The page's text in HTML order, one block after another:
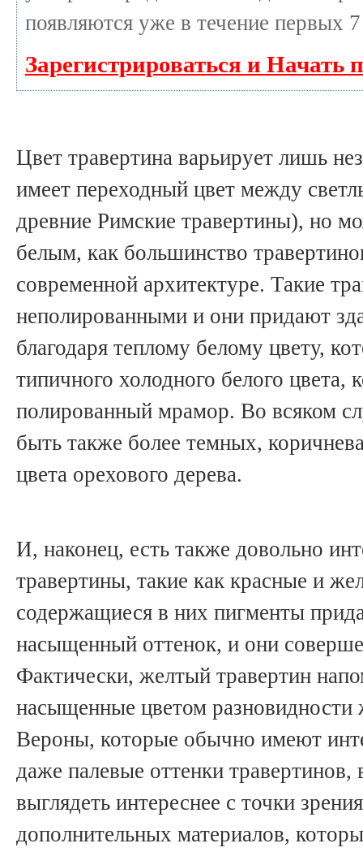
появляются уже в течение первых
Зарегистрироваться и Начать
Цвет травертина варьирует лишь
имеет переходный цвет между
древние Римские травертины), но
белым, как большинство
современной архитектуре. Такие
неполированными и они придают
благодаря теплому белому цвету,
типичного холодного белого цвета,
полированный мрамор. Во всяком
быть также более темных,
цвета орехового дерева.
И, наконец, есть также довольно
травертины, такие как красные и
содержащиеся в них пигменты
насыщенный оттенок, и они
Фактически, желтый травертин
насыщенные цветом разновидности
Вероны, которые обычно имеют
даже палевые оттенки
выглядеть интереснее с точки
дополнительных материалов,